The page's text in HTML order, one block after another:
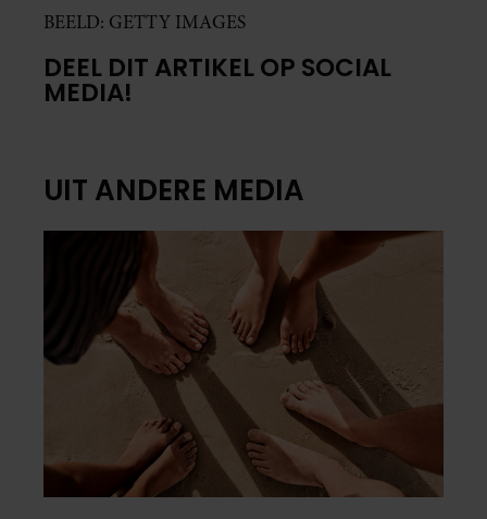
BEELD: GETTY IMAGES
DEEL DIT ARTIKEL OP SOCIAL
MEDIA!
UIT ANDERE MEDIA